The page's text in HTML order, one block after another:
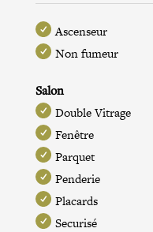
Ascenseur
Non fumeur
Salon
Double Vitrage
Fenêtre
Parquet
Penderie
Placards
Securisé